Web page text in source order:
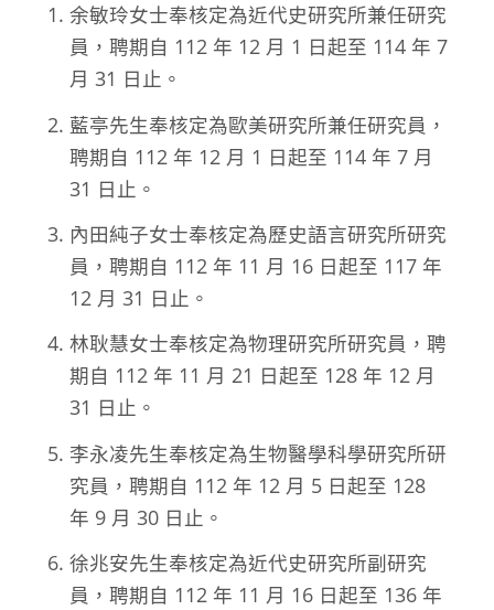
余敏玲女士奉核定為近代史研究所兼任研究
員，聘期自 112 年 12 月 1 日起至 114 年 7
月 31 日止。
藍亭先生奉核定為歐美研究所兼任研究員，
聘期自 112 年 12 月 1 日起至 114 年 7 月
31 日止。
內田純子女士奉核定為歷史語言研究所研究
員，聘期自 112 年 11 月 16 日起至 117 年
12 月 31 日止。
林耿慧女士奉核定為物理研究所研究員，聘
期自 112 年 11 月 21 日起至 128 年 12 月
31 日止。
李永凌先生奉核定為生物醫學科學研究所研
究員，聘期自 112 年 12 月 5 日起至 128
年 9 月 30 日止。
徐兆安先生奉核定為近代史研究所副研究
員，聘期自 112 年 11 月 16 日起至 136 年